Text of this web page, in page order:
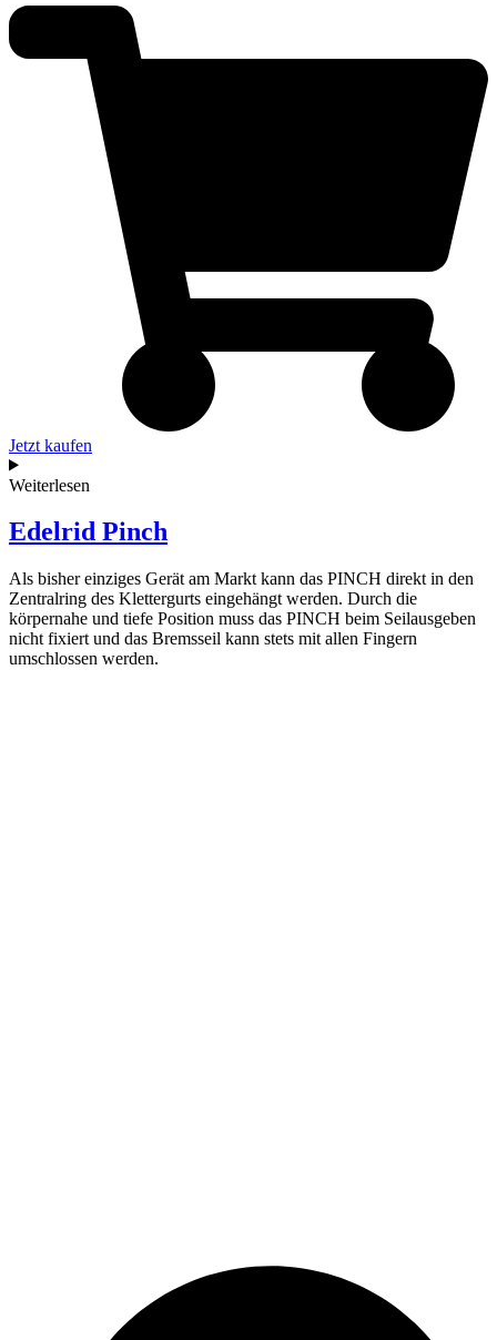
Jetzt kaufen
Weiterlesen
Edelrid Pinch
Als bisher einziges Gerät am Markt kann das PINCH direkt in den
Zentralring des Klettergurts eingehängt werden. Durch die
körpernahe und tiefe Position muss das PINCH beim Seilausgeben
nicht fixiert und das Bremsseil kann stets mit allen Fingern
umschlossen werden.